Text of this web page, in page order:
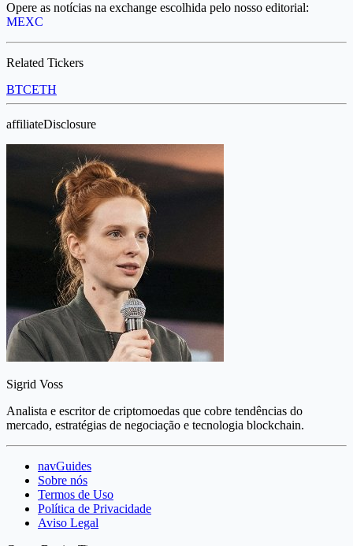
Opere as notícias na exchange escolhida pelo nosso editorial:
MEXC
Related Tickers
BTCETH
affiliateDisclosure
Sigrid Voss
Analista e escritor de criptomoedas que cobre tendências do
mercado, estratégias de negociação e tecnologia blockchain.
navGuides
Sobre nós
Termos de Uso
Política de Privacidade
Aviso Legal